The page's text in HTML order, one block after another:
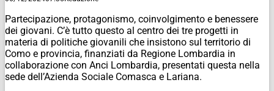
Partecipazione, protagonismo, coinvolgimento e benessere
dei giovani. C’è tutto questo al centro dei tre progetti in
materia di politiche giovanili che insistono sul territorio di
Como e provincia, finanziati da Regione Lombardia in
collaborazione con Anci Lombardia, presentati questa nella
sede dell’Azienda Sociale Comasca e Lariana.